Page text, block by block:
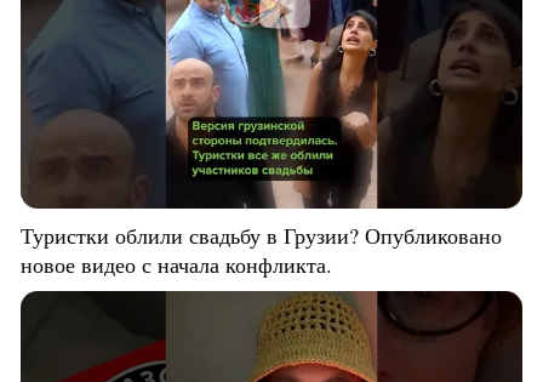
Туристки облили свадьбу в Грузии? Опубликовано
новое видео с начала конфликта.